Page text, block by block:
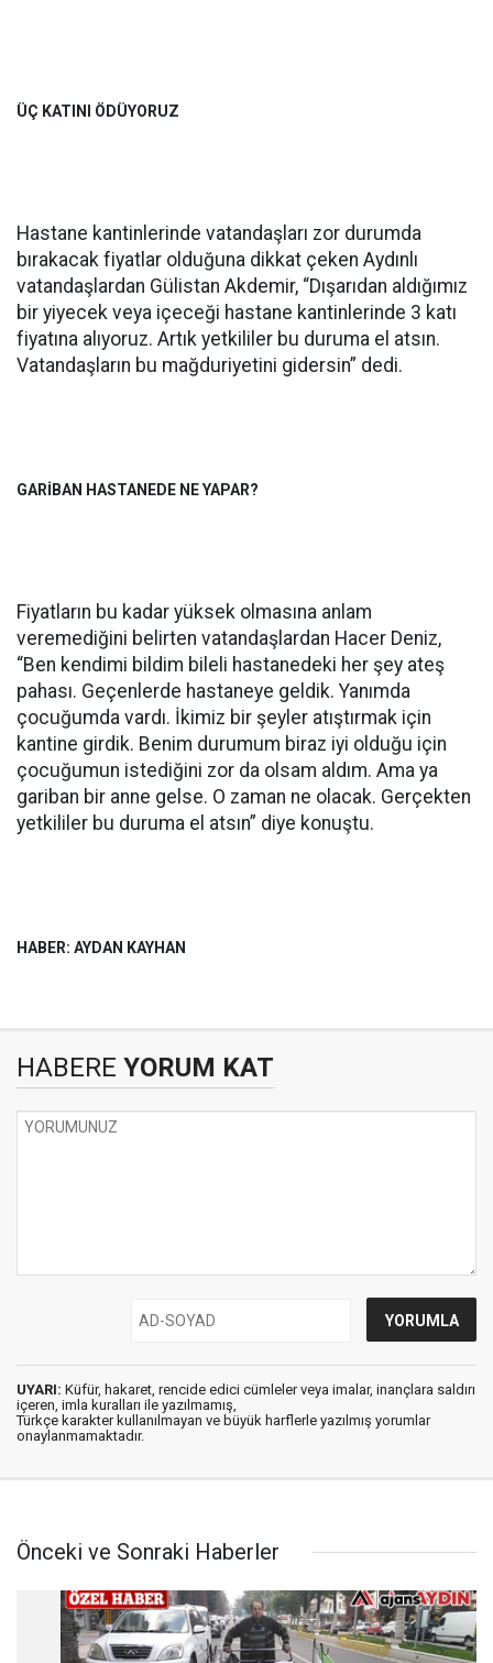
ÜÇ KATINI ÖDÜYORUZ
Hastane kantinlerinde vatandaşları zor durumda
bırakacak fiyatlar olduğuna dikkat çeken Aydınlı
vatandaşlardan Gülistan Akdemir, “Dışarıdan aldığımız
bir yiyecek veya içeceği hastane kantinlerinde 3 katı
fiyatına alıyoruz. Artık yetkililer bu duruma el atsın.
Vatandaşların bu mağduriyetini gidersin” dedi.
GARİBAN HASTANEDE NE YAPAR?
Fiyatların bu kadar yüksek olmasına anlam
veremediğini belirten vatandaşlardan Hacer Deniz,
“Ben kendimi bildim bileli hastanedeki her şey ateş
pahası. Geçenlerde hastaneye geldik. Yanımda
çocuğumda vardı. İkimiz bir şeyler atıştırmak için
kantine girdik. Benim durumum biraz iyi olduğu için
çocuğumun istediğini zor da olsam aldım. Ama ya
gariban bir anne gelse. O zaman ne olacak. Gerçekten
yetkililer bu duruma el atsın” diye konuştu.
HABER: AYDAN KAYHAN
HABERE YORUM KAT
UYARI: Küfür, hakaret, rencide edici cümleler veya imalar, inançlara saldırı
içeren, imla kuralları ile yazılmamış,
Türkçe karakter kullanılmayan ve büyük harflerle yazılmış yorumlar
onaylanmamaktadır.
Önceki ve Sonraki Haberler